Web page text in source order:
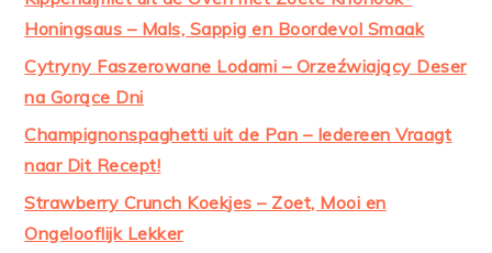
Honingsaus – Mals, Sappig en Boordevol Smaak
Cytryny Faszerowane Lodami – Orzeźwiający Deser
na Gorące Dni
Champignonspaghetti uit de Pan – Iedereen Vraagt
naar Dit Recept!
Strawberry Crunch Koekjes – Zoet, Mooi en
Ongelooflijk Lekker